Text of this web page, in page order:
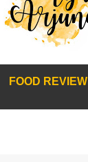
FOOD REVIEW